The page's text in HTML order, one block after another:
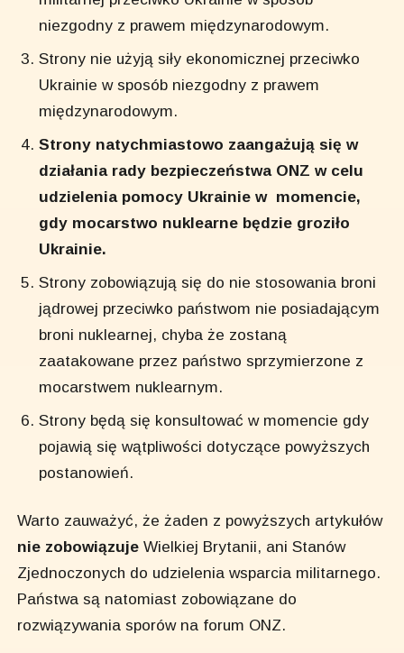
niezgodny z prawem międzynarodowym.
Strony nie użyją siły ekonomicznej przeciwko
Ukrainie w sposób niezgodny z prawem
międzynarodowym.
Strony natychmiastowo zaangażują się w
działania rady bezpieczeństwa ONZ w celu
udzielenia pomocy Ukrainie w momencie,
gdy mocarstwo nuklearne będzie groziło
Ukrainie.
Strony zobowiązują się do nie stosowania broni
jądrowej przeciwko państwom nie posiadającym
broni nuklearnej, chyba że zostaną
zaatakowane przez państwo sprzymierzone z
mocarstwem nuklearnym.
Strony będą się konsultować w momencie gdy
pojawią się wątpliwości dotyczące powyższych
postanowień.
Warto zauważyć, że żaden z powyższych artykułów
nie zobowiązujeWielkiej Brytanii, ani Stanów
Zjednoczonych do udzielenia wsparcia militarnego.
Państwa są natomiast zobowiązane do
rozwiązywania sporów na forum ONZ.